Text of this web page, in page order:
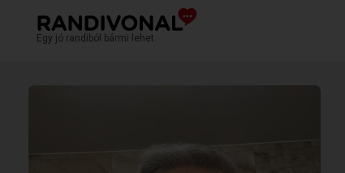
Egy jó randiból bármi lehet.